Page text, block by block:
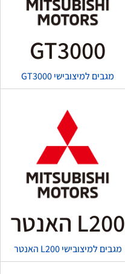
GT3000
מגבים למיצובישי GT3000
L200 האנטר
מגבים למיצובישי L200 האנטר